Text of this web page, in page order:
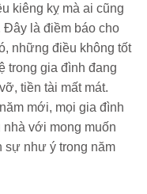
kiêng kỵ mà ai cũng
Đây là điềm báo cho
những điều không tốt
trong gia đình đang
tiền tài mất mát.
mới, mọi gia đình
với mong muốn
sự như ý trong năm